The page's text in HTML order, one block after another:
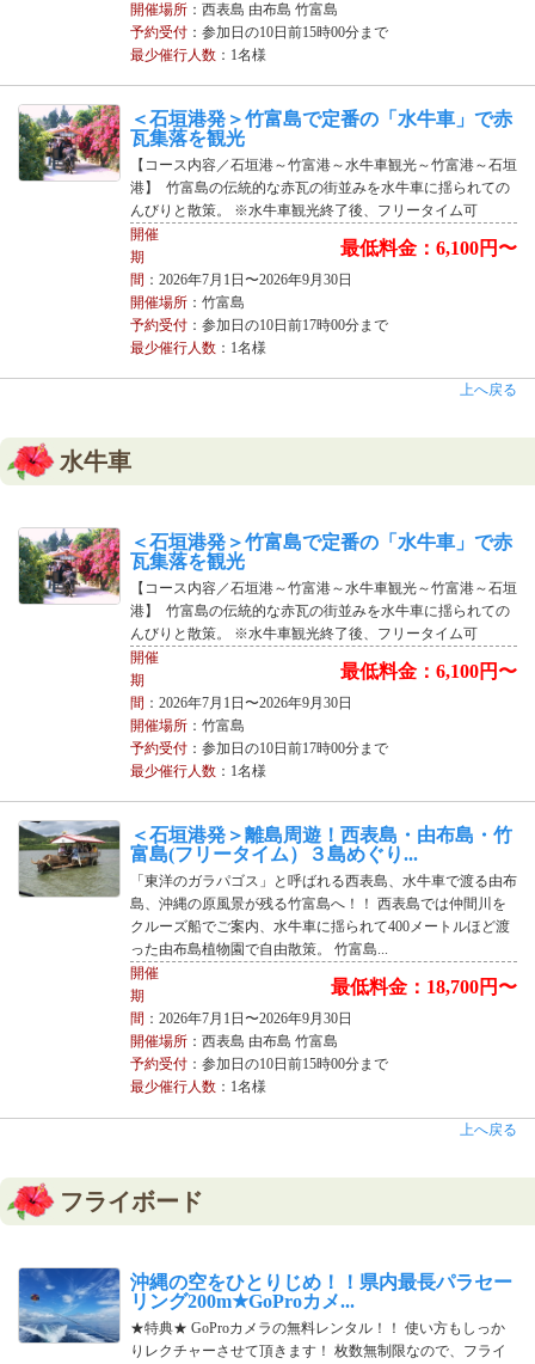
開催場所：西表島 由布島 竹富島
予約受付：参加日の10日前15時00分まで
最少催行人数：1名様
＜石垣港発＞竹富島で定番の「水牛車」で赤
瓦集落を観光
【コース内容／石垣港～竹富港～水牛車観光～竹富港～石垣
港】 竹富島の伝統的な赤瓦の街並みを水牛車に揺られての
んびりと散策。 ※水牛車観光終了後、フリータイム可
最低料金：6,100円〜
開催
期
間 ：2026年7月1日〜2026年9月30日
開催場所：竹富島
予約受付：参加日の10日前17時00分まで
最少催行人数：1名様
上へ戻る
水牛車
＜石垣港発＞竹富島で定番の「水牛車」で赤
瓦集落を観光
【コース内容／石垣港～竹富港～水牛車観光～竹富港～石垣
港】 竹富島の伝統的な赤瓦の街並みを水牛車に揺られての
んびりと散策。 ※水牛車観光終了後、フリータイム可
最低料金：6,100円〜
開催
期
間 ：2026年7月1日〜2026年9月30日
開催場所：竹富島
予約受付：参加日の10日前17時00分まで
最少催行人数：1名様
＜石垣港発＞離島周遊！西表島・由布島・竹
富島(フリータイム）３島めぐり...
「東洋のガラパゴス」と呼ばれる西表島、水牛車で渡る由布
島、沖縄の原風景が残る竹富島へ！！ 西表島では仲間川を
クルーズ船でご案内、水牛車に揺られて400メートルほど渡
った由布島植物園で自由散策。 竹富島...
最低料金：18,700円〜
開催
期
間 ：2026年7月1日〜2026年9月30日
開催場所：西表島 由布島 竹富島
予約受付：参加日の10日前15時00分まで
最少催行人数：1名様
上へ戻る
フライボード
沖縄の空をひとりじめ！！県内最長パラセー
リング200m★GoProカメ...
★特典★ GoProカメラの無料レンタル！！ 使い方もしっか
りレクチャーさせて頂きます！ 枚数無制限なので、フライ